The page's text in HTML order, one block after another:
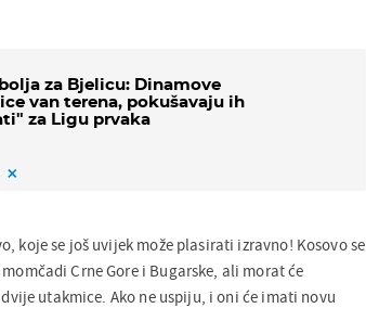
za Bjelicu: Dinamove
van terena, pokušavaju ih
za Ligu prvaka
koje se još uvijek može plasirati izravno! Kosovo se
Crne Gore i Bugarske, ali morat će
utakmice. Ako ne uspiju, i oni će imati novu